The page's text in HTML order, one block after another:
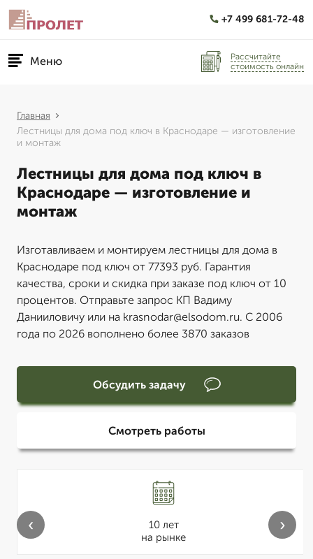
+7 499 681-72-48
Меню
Рассчитайте
стоимость онлайн
Главная
Лестницы для дома под ключ в Краснодаре — изготовление
и монтаж
Лестницы для дома под ключ в
Краснодаре — изготовление и
монтаж
Изготавливаем и монтируем лестницы для дома в
Краснодаре под ключ от 77393 руб. Гарантия
качества, сроки и скидка при заказе под ключ от 10
процентов. Отправьте запрос КП Вадиму
Данииловичу или на krasnodar@elsodom.ru. С 2006
года по 2026 вополнено более 3870 заказов
Обсудить задачу
Смотреть работы
10 лет
на рынке
‹ ›